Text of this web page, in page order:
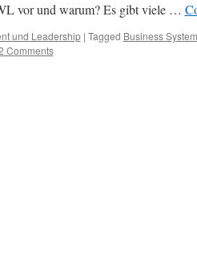
vor und warum? Es gibt viele …
und Leadership | Tagged Business
Comments